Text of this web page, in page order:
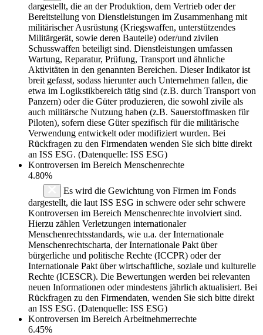
dargestellt, die an der Produktion, dem Vertrieb oder der
Bereitstellung von Dienstleistungen im Zusammenhang mit
militärischer Ausrüstung (Kriegswaffen, unterstützendes
Militärgerät, sowie deren Bauteile) oder/und zivilen
Schusswaffen beteiligt sind. Dienstleistungen umfassen
Wartung, Reparatur, Prüfung, Transport und ähnliche
Aktivitäten in den genannten Bereichen. Dieser Indikator ist
breit gefasst, sodass hierunter auch Unternehmen fallen, die
etwa im Logikstikbereich tätig sind (z.B. durch Transport von
Panzern) oder die Güter produzieren, die sowohl zivile als
auch militärsche Nutzung haben (z.B. Sauerstoffmasken für
Piloten), sofern diese Güter spezifisch für die militärische
Verwendung entwickelt oder modifiziert wurden. Bei
Rückfragen zu den Firmendaten wenden Sie sich bitte direkt
an ISS ESG. (Datenquelle: ISS ESG)
Kontroversen im Bereich Menschenrechte
4.80%
Es wird die Gewichtung von Firmen im Fonds
dargestellt, die laut ISS ESG in schwere oder sehr schwere
Kontroversen im Bereich Menschenrechte involviert sind.
Hierzu zählen Verletzungen internationaler
Menschenrechtsstandards, wie u.a. der Internationale
Menschenrechtscharta, der Internationale Pakt über
bürgerliche und politische Rechte (ICCPR) oder der
Internationale Pakt über wirtschaftliche, soziale und kulturelle
Rechte (ICESCR). Die Bewertungen werden bei relevanten
neuen Informationen oder mindestens jährlich aktualisiert. Bei
Rückfragen zu den Firmendaten, wenden Sie sich bitte direkt
an ISS ESG. (Datenquelle: ISS ESG)
Kontroversen im Bereich Arbeitnehmerrechte
6.45%